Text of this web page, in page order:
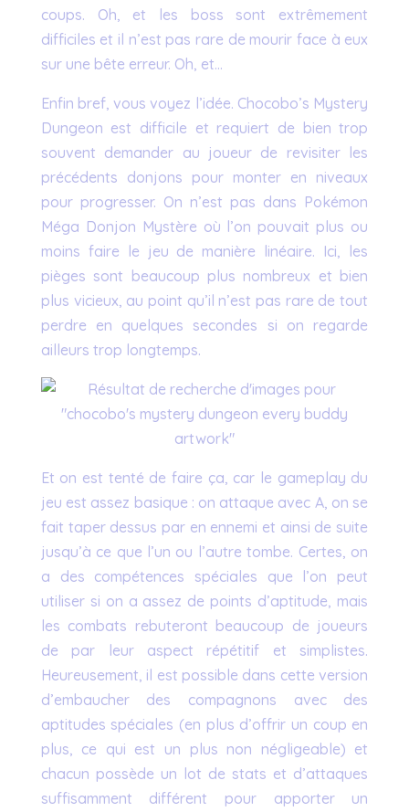
coups. Oh, et les boss sont extrêmement
difficiles et il n’est pas rare de mourir face à eux
sur une bête erreur. Oh, et…
Enfin bref, vous voyez l’idée. Chocobo’s Mystery
Dungeon est difficile et requiert de bien trop
souvent demander au joueur de revisiter les
précédents donjons pour monter en niveaux
pour progresser. On n’est pas dans Pokémon
Méga Donjon Mystère où l’on pouvait plus ou
moins faire le jeu de manière linéaire. Ici, les
pièges sont beaucoup plus nombreux et bien
plus vicieux, au point qu’il n’est pas rare de tout
perdre en quelques secondes si on regarde
ailleurs trop longtemps.
Et on est tenté de faire ça, car le gameplay du
jeu est assez basique : on attaque avec A, on se
fait taper dessus par en ennemi et ainsi de suite
jusqu’à ce que l’un ou l’autre tombe. Certes, on
a des compétences spéciales que l’on peut
utiliser si on a assez de points d’aptitude, mais
les combats rebuteront beaucoup de joueurs
de par leur aspect répétitif et simplistes.
Heureusement, il est possible dans cette version
d’embaucher des compagnons avec des
aptitudes spéciales (en plus d’offrir un coup en
plus, ce qui est un plus non négligeable) et
chacun possède un lot de stats et d’attaques
suffisamment différent pour apporter un